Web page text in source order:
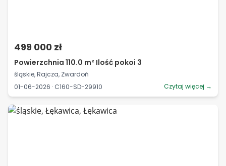
499 000 zł
Powierzchnia 110.0 m² Ilość pokoi 3
śląskie, Rajcza, Zwardoń
01-06-2026 · C160-SD-29910
Czytaj więcej →